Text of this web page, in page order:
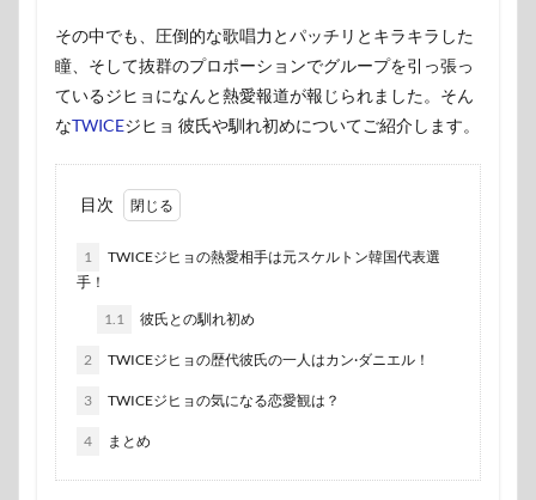
その中でも、圧倒的な歌唱力とパッチリとキラキラした
瞳、そして抜群のプロポーションでグループを引っ張っ
ているジヒョになんと熱愛報道が報じられました。そん
なTWICEジヒョ 彼氏や馴れ初めについてご紹介します。
目次
1
TWICEジヒョの熱愛相手は元スケルトン韓国代表選
手！
1.1 彼氏との馴れ初め
2 TWICEジヒョの歴代彼氏の一人はカン·ダニエル！
3 TWICEジヒョの気になる恋愛観は？
4 まとめ